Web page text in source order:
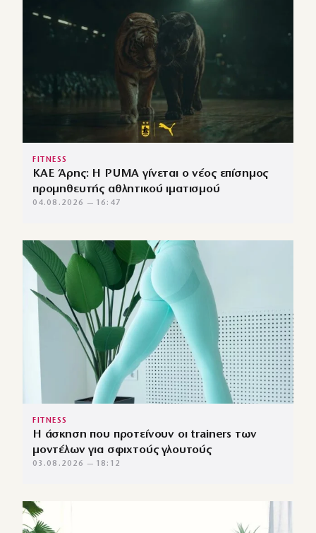
FITNESS
ΚΑΕ Άρης: Η PUMA γίνεται ο νέος επίσημος
προμηθευτής αθλητικού ιματισμού
04.08.2026 — 16:47
FITNESS
Η άσκηση που προτείνουν οι trainers των
μοντέλων για σφιχτούς γλουτούς
03.08.2026 — 18:12